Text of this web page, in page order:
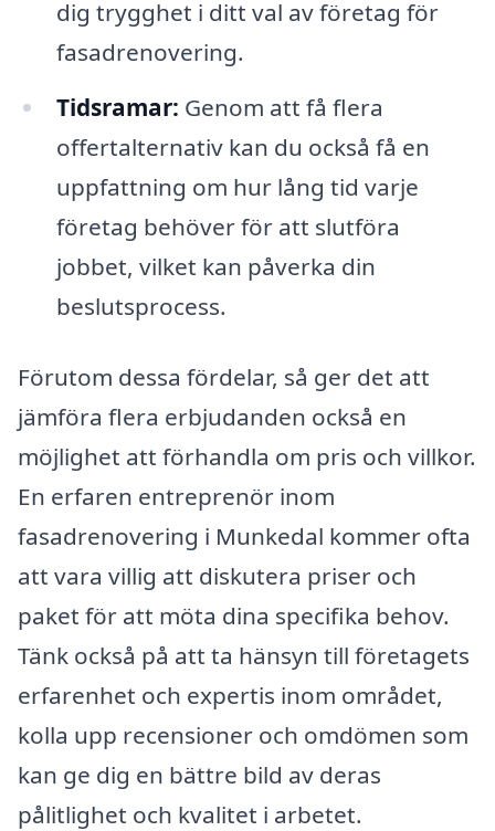
dig trygghet i ditt val av företag för
fasadrenovering.
Tidsramar: Genom att få flera
offertalternativ kan du också få en
uppfattning om hur lång tid varje
företag behöver för att slutföra
jobbet, vilket kan påverka din
beslutsprocess.
Förutom dessa fördelar, så ger det att
jämföra flera erbjudanden också en
möjlighet att förhandla om pris och villkor.
En erfaren entreprenör inom
fasadrenovering i Munkedal kommer ofta
att vara villig att diskutera priser och
paket för att möta dina specifika behov.
Tänk också på att ta hänsyn till företagets
erfarenhet och expertis inom området,
kolla upp recensioner och omdömen som
kan ge dig en bättre bild av deras
pålitlighet och kvalitet i arbetet.